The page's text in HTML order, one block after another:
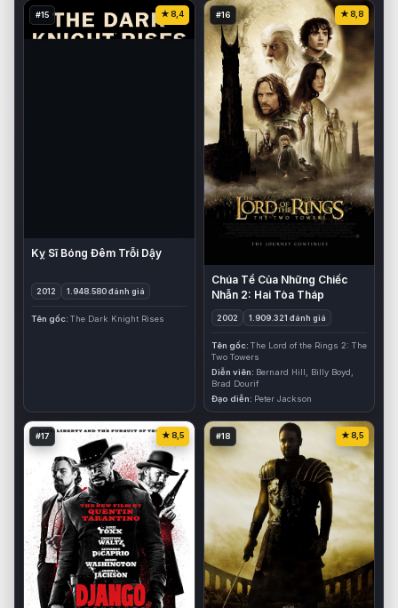
#15 8,4
Kỵ Sĩ Bóng Đêm Trỗi Dậy
2012 1.948.580 đánh giá
Tên gốc The Dark Knight Rises
#16 8,8
Chúa Tể Của Những Chiếc
Nhẫn 2: Hai Tòa Tháp
2002 1.909.321 đánh giá
Tên gốc The Lord of the Rings 2: The
Two Towers
Diễn viên
Bernard Hill, Billy Boyd,
Brad Dourif
Đạo diễn
Peter Jackson
#17 8,5 #18 8,5